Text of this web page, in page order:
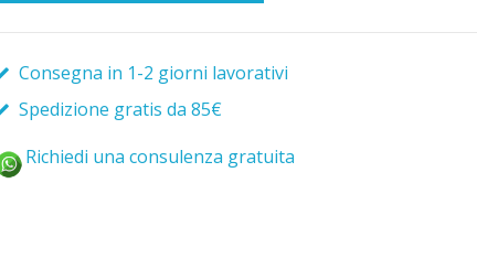
Consegna in 1-2 giorni lavorativi
Spedizione gratis da 85€
Richiedi una consulenza gratuita